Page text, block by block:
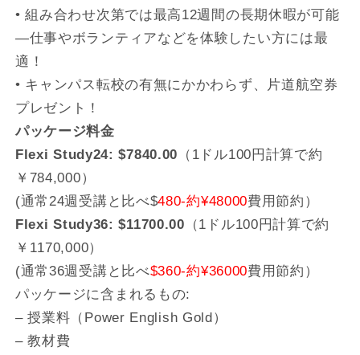
• 組み合わせ次第では最高12週間の長期休暇が可能
―仕事やボランティアなどを体験したい方には最
適！
• キャンパス転校の有無にかかわらず、片道航空券
プレゼント！
パッケージ料金
Flexi Study24: $7840.00 （1ドル100円計算で約
￥784,000）
(通常24週受講と比べ$480-約¥48000費用節約）
Flexi Study36: $11700.00 （1ドル100円計算で約
￥1170,000）
(通常36週受講と比べ$360-約¥36000費用節約）
パッケージに含まれるもの:
– 授業料（Power English Gold）
– 教材費